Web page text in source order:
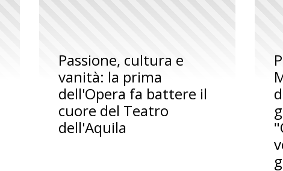
Passione, cultura e
vanità: la prima
dell'Opera fa battere il
cuore del Teatro
dell'Aquila